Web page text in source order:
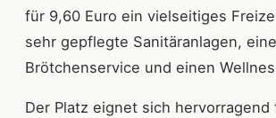
für 9,60 Euro ein vielseitiges
sehr gepflegte Sanitäranlagen,
Brötchenservice und einen
Der Platz eignet sich hervorragend